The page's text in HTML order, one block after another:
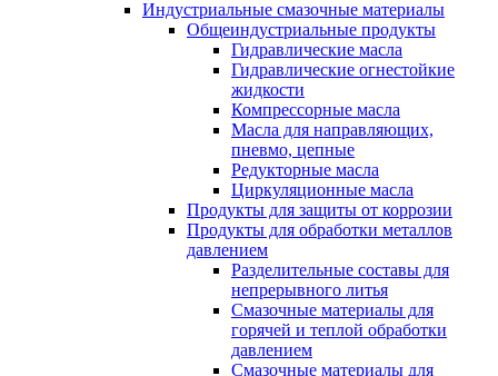
Индустриальные смазочные материалы
Общеиндустриальные продукты
Гидравлические масла
Гидравлические огнестойкие
жидкости
Компрессорные масла
Масла для направляющих,
пневмо, цепные
Редукторные масла
Циркуляционные масла
Продукты для защиты от коррозии
Продукты для обработки металлов
давлением
Разделительные составы для
непрерывного литья
Смазочные материалы для
горячей и теплой обработки
давлением
Смазочные материалы для